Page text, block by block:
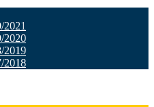
2021
2020
2019
2018